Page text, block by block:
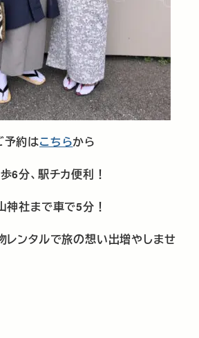
予約はこちらから
6分、駅チカ便利！
神社まで車で5分！
レンタルで旅の想い出増やしませ